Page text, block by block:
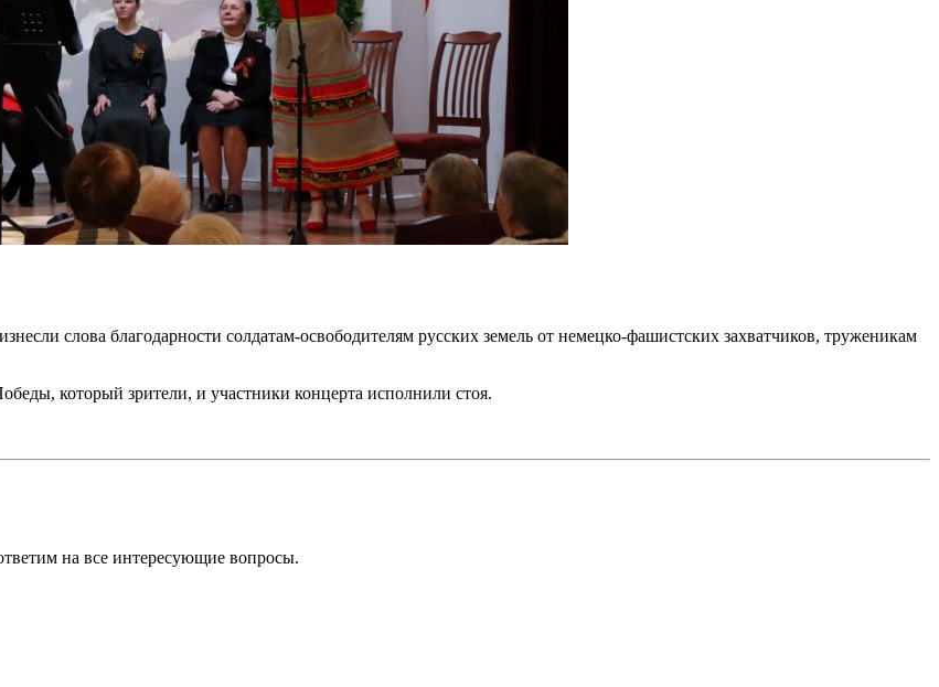
слова благодарности солдатам-освободителям русских земель от немецко-фашистских захватчиков, труженикам
который зрители, и участники концерта исполнили стоя.
на все интересующие вопросы.